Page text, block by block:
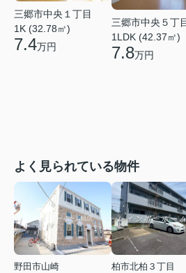
三郷市中央１丁目
1K (32.78㎡)
7.4万円
三郷市中央５丁
1LDK (42.37㎡)
7.8万円
よく見られている物件
野田市山崎
柏市北柏３丁目